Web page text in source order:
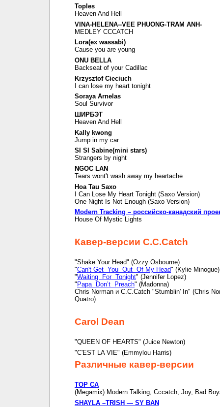
Toples
Heaven And Hell
VINA-HELENA--VEE PHUONG-TRAM ANH-
MEDLEY CCCATCH
Lora(ex wassabi)
Cause you are young
ONU BELLA
Backseat of your Cadillac
Krzysztof Cieciuch
I can lose my heart tonight
Soraya Arnelas
Soul Survivor
ШИРБЭТ
Heaven And Hell
Kally kwong
Jump in my car
SI SI Sabine(mini stars)
Strangers by night
NGOC LAN
Tears wont't wash away my heartache
Hoa Tau Saxo
I Can Lose My Heart Tonight (Saxo Version)
One Night Is Not Enough (Saxo Version)
Modern Tracking – российско-канадский
House Of Mystic Lights
Кавер-версии C.C.Catch
"Shake Your Head" (Ozzy Osbourne)
"Can't Get You Out Of My Head" (Kylie Minogue)
"Waiting For Tonight" (Jennifer Lopez)
" Papa Don’t Preach" (Madonna)
Chris Norman и C.C.Catch "Stumblin' In" (Chris
Quatro)
Carol Dean
"QUEEN OF HEARTS" (Juice Newton)
"C'EST LA VIE" (Emmylou Harris)
Различные кавер-версии
TOP CA
(Megamix) Modern Talking, Cccatch, Joy, Bad
SHAYLA –TRISH — SY BAN